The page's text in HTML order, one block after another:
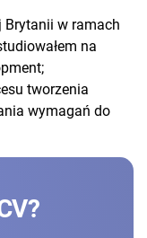
Brytanii w ramach
na
tworzenia
wymagań do